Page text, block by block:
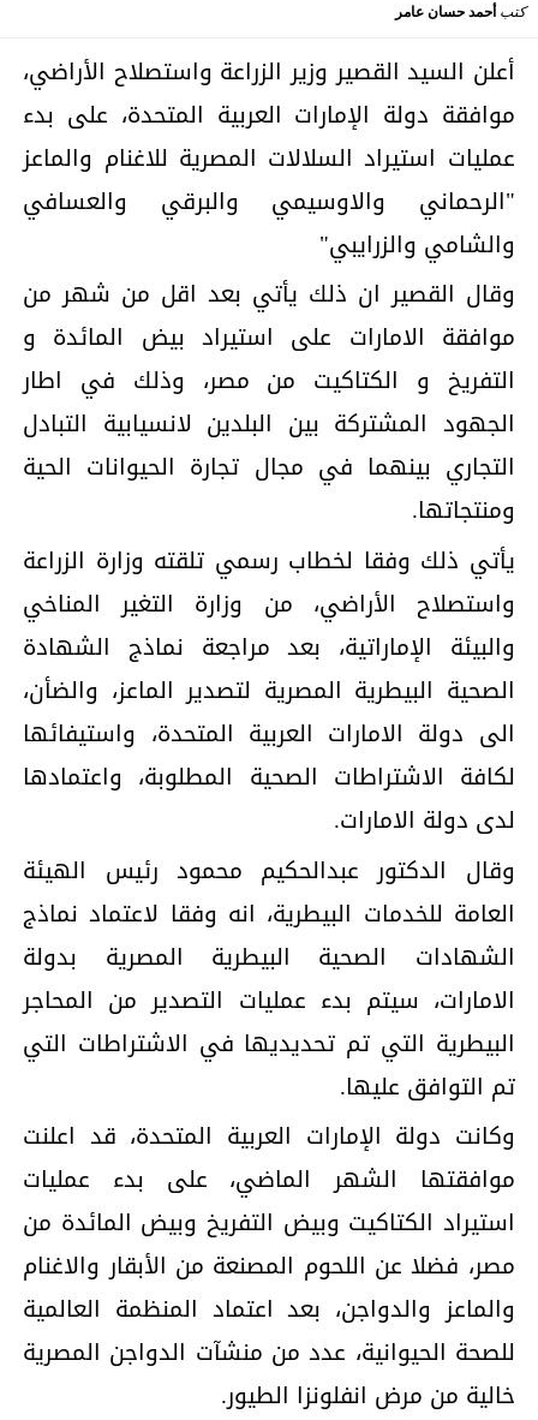
كتب أحمد حسان عامر
أعلن السيد القصير وزير الزراعة واستصلاح الأراضي،
موافقة دولة الإمارات العربية المتحدة، على بدء
عمليات استيراد السلالات المصرية للاغنام والماعز
"الرحماني والاوسيمي والبرقي والعسافي
والشامي والزرايبي"
وقال القصير ان ذلك يأتي بعد اقل من شهر من
موافقة الامارات على استيراد بيض المائدة و
التفريخ و الكتاكيت من مصر، وذلك في اطار
الجهود المشتركة بين البلدين لانسيابية التبادل
التجاري بينهما في مجال تجارة الحيوانات الحية
ومنتجاتها.
يأتي ذلك وفقا لخطاب رسمي تلقته وزارة الزراعة
واستصلاح الأراضي، من وزارة التغير المناخي
والبيئة الإماراتية، بعد مراجعة نماذج الشهادة
الصحية البيطرية المصرية لتصدير الماعز، والضأن،
الى دولة الامارات العربية المتحدة، واستيفائها
لكافة الاشتراطات الصحية المطلوبة، واعتمادها
لدى دولة الامارات.
وقال الدكتور عبدالحكيم محمود رئيس الهيئة
العامة للخدمات البيطرية، انه وفقا لاعتماد نماذج
الشهادات الصحية البيطرية المصرية بدولة
الامارات، سيتم بدء عمليات التصدير من المحاجر
البيطرية التي تم تحديديها في الاشتراطات التي
تم التوافق عليها.
وكانت دولة الإمارات العربية المتحدة، قد اعلنت
موافقتها الشهر الماضي، على بدء عمليات
استيراد الكتاكيت وبيض التفريخ وبيض المائدة من
مصر، فضلا عن اللحوم المصنعة من الأبقار والاغنام
والماعز والدواجن، بعد اعتماد المنظمة العالمية
للصحة الحيوانية، عدد من منشآت الدواجن المصرية
خالية من مرض انفلونزا الطيور.